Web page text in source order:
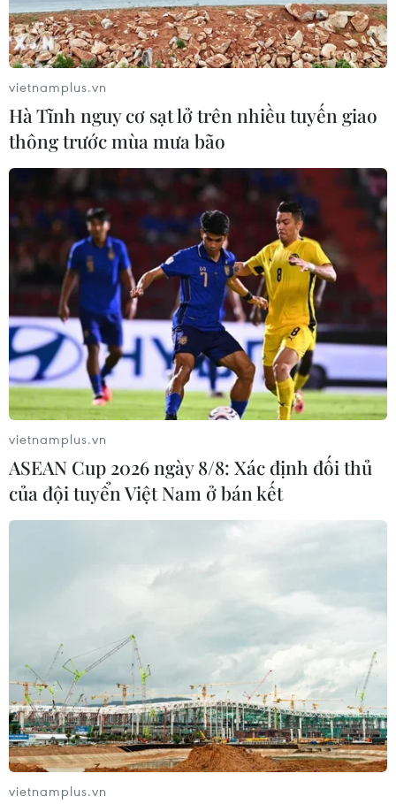
Ông Park Hang Seo triệu tập 37 cầu thủ
cho Vòng loại U23 châu Á 2020
04/03/2019 22:56
Để chuẩn bị cho cuộc đua hứa hẹn rất nhiều thử thách
tại Vòng loại U23 châu Á 2020, huấn luyện viên trưởng
Park Hang Seo đã triệu tập 37 cầu thủ vào danh sách
tập trung.
U16 và U19 Việt Nam thi đấu trên sân nhà ở
vòng loại châu Á
25/04/2019 10:33
Với việc được thi đấu trên sân nhà các đội tuyển U16 và
U19 Việt Nam sẽ có cơ hội tiến vào vòng chung kết,
vietnamplus.vn
Hà Tĩnh nguy cơ sạt lở trên nhiều tuyến giao
thông trước mùa mưa bão
vietnamplus.vn
ASEAN Cup 2026 ngày 8/8: Xác định đối thủ
của đội tuyển Việt Nam ở bán kết
vietnamplus.vn